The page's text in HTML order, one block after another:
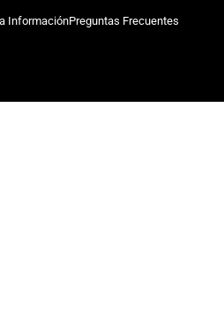
InformaciónPreguntas Frecuentes